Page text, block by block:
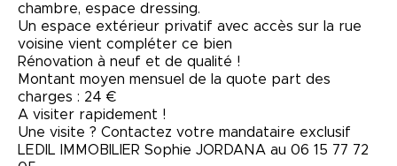
chambre, espace dressing.
Un espace extérieur privatif avec accès sur la rue
voisine vient compléter ce bien
Rénovation à neuf et de qualité !
Montant moyen mensuel de la quote part des
charges : 24 €
A visiter rapidement !
Une visite ? Contactez votre mandataire exclusif
LEDIL IMMOBILIER Sophie JORDANA au 06 15 77 72